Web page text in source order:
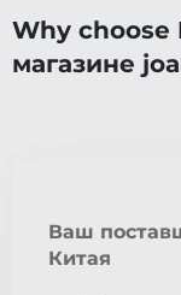
Why choose
магазине
Ваш
Китая